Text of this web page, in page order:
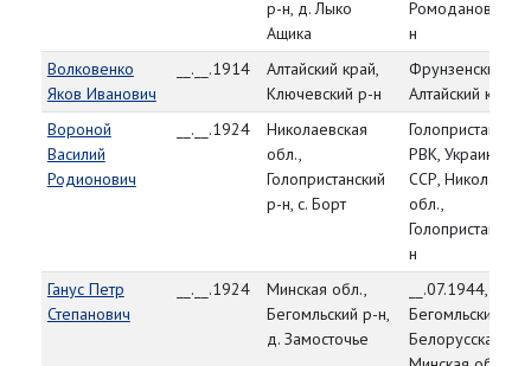
р-н, д. Лыко
Ащика
Ромодановский
н
Волковенко
Яков Иванович
__.__.1914
Алтайский край,
Ключевский р-н
Фрунзенский
Алтайский край
Вороной
Василий
Родионович
__.__.1924
Николаевская
обл.,
Голопристанский
р-н, с. Борт
Голопристанский
РВК, Украинская
ССР,
обл.,
н
Ганус Петр
Степанович
__.__.1924
Минская обл.,
Бегомльский р-н,
д. Замосточье
__.07.1944,
Бегомльский
Белорусская